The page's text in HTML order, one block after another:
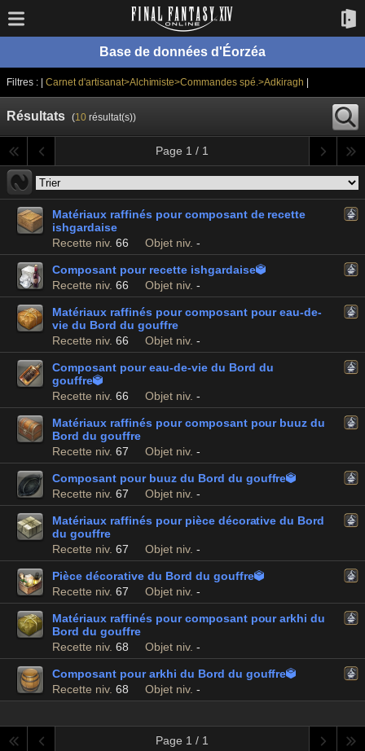
Base de données d'Éorzéa
Filtres : | Carnet d'artisanat>Alchimiste>Commandes spé.>Adkiragh
Résultats (10résultat(s))
Page 1 / 1
Matériaux raffinés pour composant de recette
ishgardaise
Recette niv. 66 Objet niv. -
Composant pour recette ishgardaise
Recette niv. 66 Objet niv. -
Matériaux raffinés pour composant pour eau-de-
vie du Bord du gouffre
Recette niv. 66 Objet niv. -
Composant pour eau-de-vie du Bord du
gouffre
Recette niv. 66 Objet niv. -
Matériaux raffinés pour composant pour buuz du
Bord du gouffre
Recette niv. 67 Objet niv. -
Composant pour buuz du Bord du gouffre
Recette niv. 67 Objet niv. -
Matériaux raffinés pour pièce décorative du Bord
du gouffre
Recette niv. 67 Objet niv. -
Pièce décorative du Bord du gouffre
Recette niv. 67 Objet niv. -
Matériaux raffinés pour composant pour arkhi du
Bord du gouffre
Recette niv. 68 Objet niv. -
Composant pour arkhi du Bord du gouffre
Recette niv. 68 Objet niv. -
Page 1 / 1